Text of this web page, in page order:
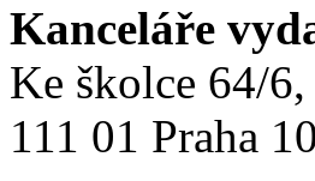
Kanceláře
Ke školce 64/6,
111 01 Praha